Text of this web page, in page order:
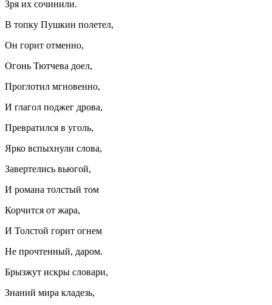
Зря их сочинили.
В топку Пушкин полетел,
Он горит отменно,
Огонь Тютчева доел,
Проглотил мгновенно,
И глагол поджег дрова,
Превратился в уголь,
Ярко вспыхнули слова,
Завертелись вьюгой,
И романа толстый том
Корчится от жара,
И Толстой горит огнем
Не прочтенный, даром.
Брызжут искры словари,
Знаний мира кладезь,